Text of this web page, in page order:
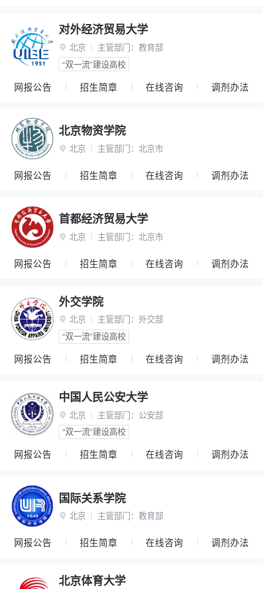
对外经济贸易大学
 北京 主管部门： 教育部
“双一流”建设高校
网报公告 招生简章 在线咨询 调剂办法
北京物资学院
 北京 主管部门： 北京市
网报公告 招生简章 在线咨询 调剂办法
首都经济贸易大学
 北京 主管部门： 北京市
网报公告 招生简章 在线咨询 调剂办法
外交学院
 北京 主管部门： 外交部
“双一流”建设高校
网报公告 招生简章 在线咨询 调剂办法
中国人民公安大学
 北京 主管部门： 公安部
“双一流”建设高校
网报公告 招生简章 在线咨询 调剂办法
国际关系学院
 北京 主管部门： 教育部
网报公告 招生简章 在线咨询 调剂办法
北京体育大学